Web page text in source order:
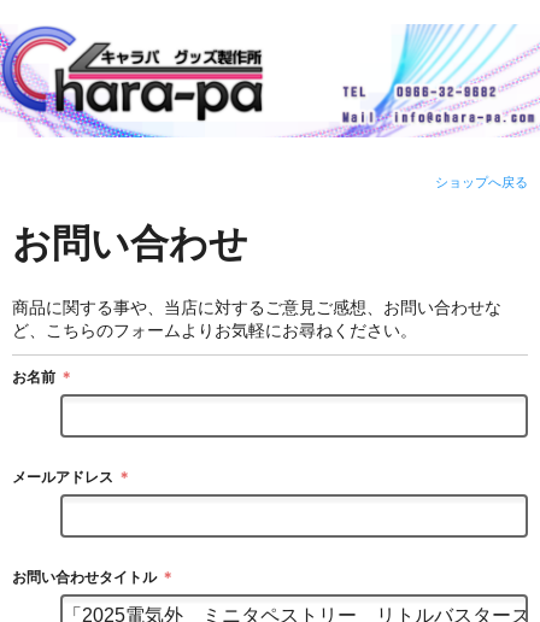
ショップへ戻る
お問い合わせ
商品に関する事や、当店に対するご意見ご感想、お問い合わせな
ど、こちらのフォームよりお気軽にお尋ねください。
お名前 ＊
メールアドレス ＊
お問い合わせタイトル ＊